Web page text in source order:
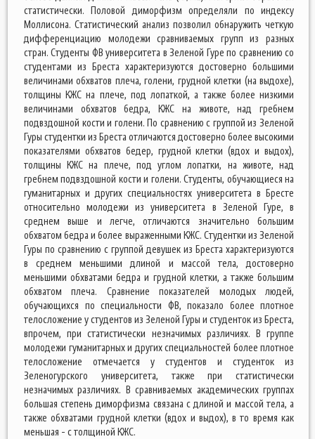
статистически. Половой диморфизм определяли по индексу
Моллисона. Статистический анализ позволил обнаружить четкую
дифференциацию молодежи сравниваемых групп из разных
стран. Студенты ФВ университета в Зеленой Гуре по сравнению со
студентами из Бреста характеризуются достоверно большими
величинами обхватов плеча, голени, грудной клетки (на выдохе),
толщины КЖС на плече, под лопаткой, а также более низкими
величинами обхватов бедра, КЖС на животе, над гребнем
подвздошной кости и голени. По сравнению с группой из Зеленой
Гуры студентки из Бреста отличаются достоверно более высокими
показателями обхватов бедер, грудной клетки (вдох и выдох),
толщины КЖС на плече, под углом лопатки, на животе, над
гребнем подвздошной кости и голени. Студенты, обучающиеся на
гуманитарных и других специальностях университета в Бресте
относительно молодежи из университета в Зеленой Гуре, в
среднем выше и легче, отличаются значительно большим
обхватом бедра и более выраженными КЖС. Студентки из Зеленой
Гуры по сравнению с группой девушек из Бреста характеризуются
в среднем меньшими длиной и массой тела, достоверно
меньшими обхватами бедра и грудной клетки, а также большим
обхватом плеча. Сравнение показателей молодых людей,
обучающихся по специальности ФВ, показало более плотное
телосложение у студентов из Зеленой Гуры и студенток из Бреста,
впрочем, при статистически незначимых различиях. В группе
молодежи гуманитарных и других специальностей более плотное
телосложение отмечается у студентов и студенток из
Зеленогурского университета, также при статистически
незначимых различиях. В сравниваемых академических группах
большая степень диморфизма связана с длиной и массой тела, а
также обхватами грудной клетки (вдох и выдох), в то время как
меньшая - с толщиной КЖС.